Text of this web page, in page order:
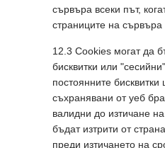
сървъра всеки път,
страниците на сървъра
12.3 Cookies могат да
бисквитки или
постоянните
съхранявани от уеб
валидни до изтичане
бъдат изтрити от
преди изтичането на